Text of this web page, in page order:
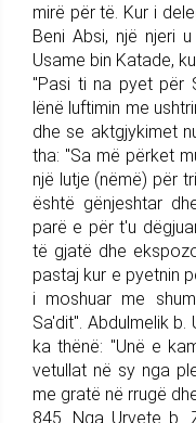
mirë për të. Kur i
Beni Absi, një njeri
Usame bin Katade,
"Pasi ti na pyet për
lënë luftimin me
dhe se aktgjykimet
tha: "Sa më përket
një lutje (nëmë) për
është gënjeshtar
parë e për t'u
të gjatë dhe
pastaj kur e pyetnin
i moshuar me
Sa'dit". Abdulmelik b.
ka thënë: "Unë e
vetullat në sy nga
me gratë në rrugë
845. Nga Urvete b.